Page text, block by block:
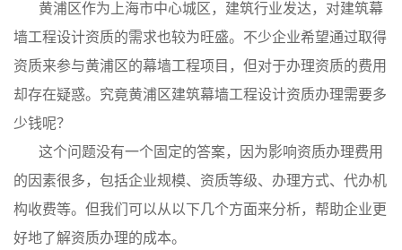
黄浦区作为上海市中心城区，建筑行业发达，对建筑幕
墙工程设计资质的需求也较为旺盛。不少企业希望通过取得
资质来参与黄浦区的幕墙工程项目，但对于办理资质的费用
却存在疑惑。究竟黄浦区建筑幕墙工程设计资质办理需要多
少钱呢？
这个问题没有一个固定的答案，因为影响资质办理费用
的因素很多，包括企业规模、资质等级、办理方式、代办机
构收费等。但我们可以从以下几个方面来分析，帮助企业更
好地了解资质办理的成本。